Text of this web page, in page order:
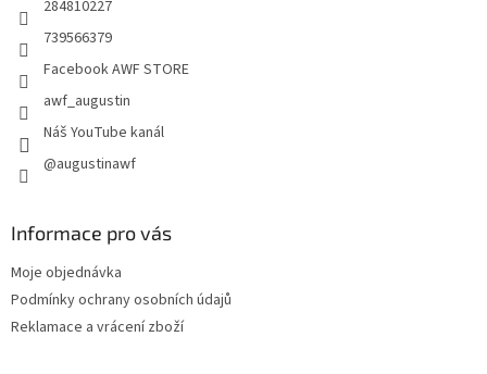
284810227
739566379
Facebook AWF STORE
awf_augustin
Náš YouTube kanál
@augustinawf
Informace pro vás
Moje objednávka
Podmínky ochrany osobních údajů
Reklamace a vrácení zboží